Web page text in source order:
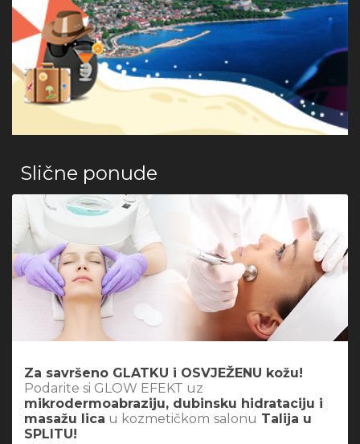
Slične ponude
Za savršeno GLATKU i OSVJEŽENU kožu!
Podarite si GLOW EFEKT uz
mikrodermoabraziju, dubinsku hidrataciju i
masažu lica u kozmetičkom salonu Talija u
SPLITU!